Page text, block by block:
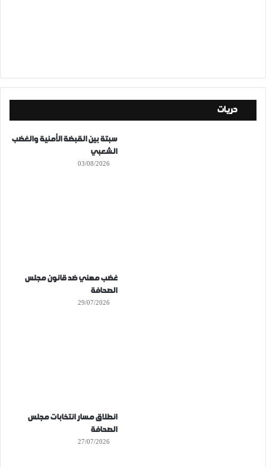
حريات
سبتة بين القبضة الأمنية والغضب
الشعبي
03/08/2026
غضب مهني ضد قانون مجلس
الصحافة
29/07/2026
انطلاق مسار انتخابات مجلس
الصحافة
27/07/2026